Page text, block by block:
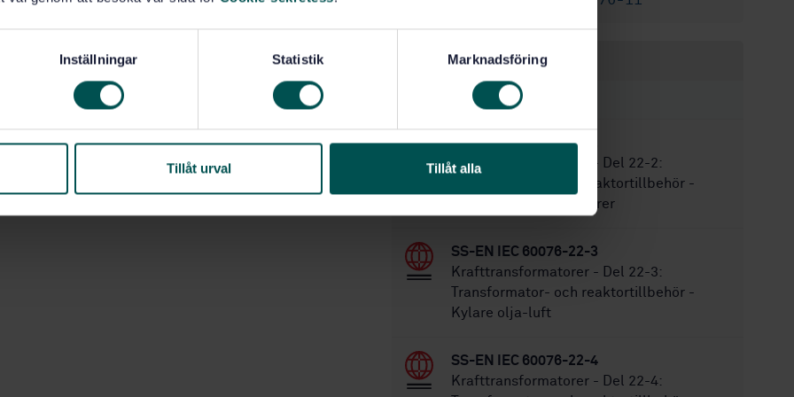
Inställningar Statistik Marknadsföring
Tillåt urval Tillåt alla
Inom samma område
STANDARDER
SS-EN IEC 60076-22-2
Krafttransformatorer - Del 22-2:
Transformator- och reaktortillbehör -
Demonterbara radiatorer
SS-EN IEC 60076-22-3
Krafttransformatorer - Del 22-3:
Transformator- och reaktortillbehör -
Kylare olja-luft
SS-EN IEC 60076-22-4
Krafttransformatorer - Del 22-4: